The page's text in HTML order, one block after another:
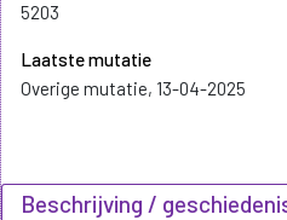
5203
Laatste mutatie
Overige mutatie, 13-04-2025
Beschrijving /